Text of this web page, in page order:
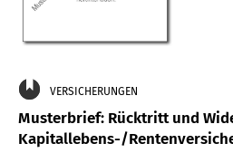
VERSICHERUNGEN
Musterbrief: Rücktritt und
Kapitallebens-/